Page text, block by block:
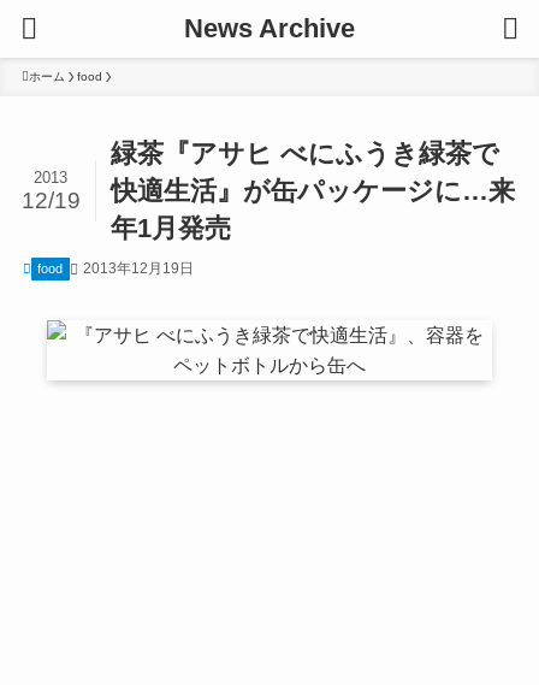
News Archive
ホーム food
緑茶『アサヒ べにふうき緑茶で
快適生活』が缶パッケージに…来
年1月発売
2013
12/19
food 2013年12月19日